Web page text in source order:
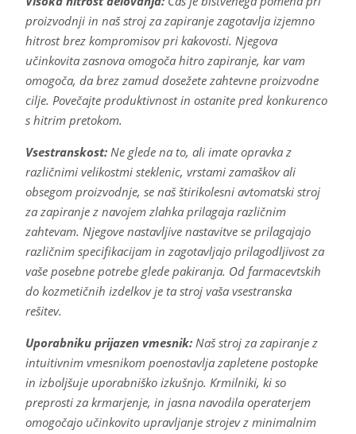
proizvodnji in naš stroj za zapiranje zagotavlja izjemno
hitrost brez kompromisov pri kakovosti. Njegova
učinkovita zasnova omogoča hitro zapiranje, kar vam
omogoča, da brez zamud dosežete zahtevne proizvodne
cilje. Povečajte produktivnost in ostanite pred konkurenco
s hitrim pretokom.
Vsestranskost:Ne glede na to, ali imate opravka z
različnimi velikostmi steklenic, vrstami zamaškov ali
obsegom proizvodnje, se naš štirikolesni avtomatski stroj
za zapiranje z navojem zlahka prilagaja različnim
zahtevam. Njegove nastavljive nastavitve se prilagajajo
različnim specifikacijam in zagotavljajo prilagodljivost za
vaše posebne potrebe glede pakiranja. Od farmacevtskih
do kozmetičnih izdelkov je ta stroj vaša vsestranska
rešitev.
Uporabniku prijazen vmesnik:Naš stroj za zapiranje z
intuitivnim vmesnikom poenostavlja zapletene postopke
in izboljšuje uporabniško izkušnjo. Krmilniki, ki so
preprosti za krmarjenje, in jasna navodila operaterjem
omogočajo učinkovito upravljanje strojev z minimalnim